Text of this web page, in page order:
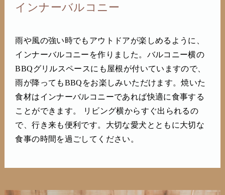
インナーバルコニー
雨や風の強い時でもアウトドアが楽しめるように、
インナーバルコニーを作りました。バルコニー横の
BBQグリルスペースにも屋根が付いていますので、
雨が降ってもBBQをお楽しみいただけます。焼いた
食材はインナーバルコニーであれば快適に食事する
ことができます。 リビング横からすぐ出られるの
で、行き来も便利です。大切な愛犬とともに大切な
食事の時間を過ごしてください。